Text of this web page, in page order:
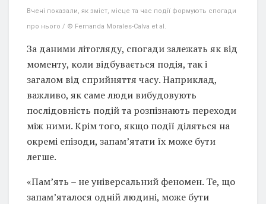
Вчені показали, як зміст, місце та час події формують спогади
про нього / © Fernanda Morales-Calva et al.
За даними літогляду, спогади залежать як від
моменту, коли відбувається подія, так і
загалом від сприйняття часу. Наприклад,
важливо, як саме люди вибудовують
послідовність подій та розпізнають переходи
між ними. Крім того, якщо події діляться на
окремі епізоди, запам’ятати їх може бути
легше.
«Пам’ять – не універсальний феномен. Те, що
запам’яталося одній людині, може бути